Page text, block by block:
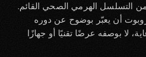
التسلسل الهرمي الصحي القائم.
أن يعبّر بوضوح عن دوره
لا بوصفه عرضًا تقنيًا أو جهازًا